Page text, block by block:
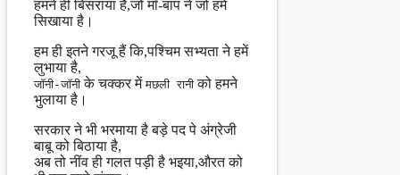
हमने ही बिसराया है,जो माँ-बाप ने जो हमें
सिखाया है।
हम ही इतने गरजू हैं कि,पश्चिम सभ्यता ने हमें
लुभाया है,
जाॅनी-जाॅनी के चक्कर मेंमछली रानी को हमने
भुलाया है।
सरकार ने भी भरमाया है बड़े पद पे अंग्रेजी
बाबू को बिठाया है,
अब तो नींव ही गलत पड़ी है भइया,औरत को